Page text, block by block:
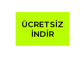
ÜCRETSİZ
İNDİR